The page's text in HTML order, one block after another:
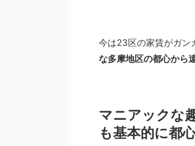
今は23区の家賃がガン
な多摩地区の都心から
マニアックな
も基本的に都